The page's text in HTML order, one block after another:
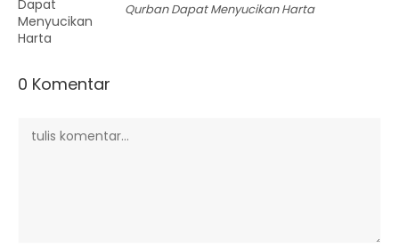
Qurban Dapat Menyucikan Harta
0 Komentar